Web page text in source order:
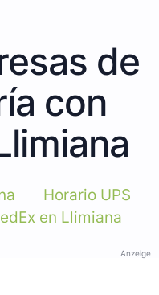
de
con
Horario UPS
en Llimiana
Anzeige